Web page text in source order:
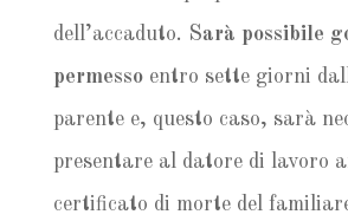
dell’accaduto. Sarà possibile
permessoentro sette giorni
parente e, questo caso, sarà
presentare al datore di lavoro
certificato di morte del